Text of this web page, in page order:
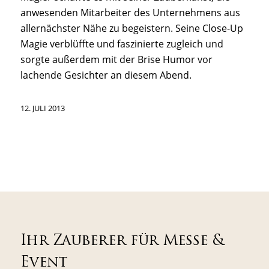
anwesenden Mitarbeiter des Unternehmens aus
allernächster Nähe zu begeistern. Seine Close-Up
Magie verblüffte und faszinierte zugleich und
sorgte außerdem mit der Brise Humor vor
lachende Gesichter an diesem Abend.
12. JULI 2013
Ihr Zauberer für Messe &
Event